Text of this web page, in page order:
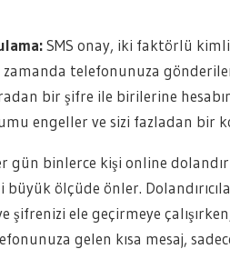
SMS onay, iki faktörlü
zamanda telefonunuza
bir şifre ile birilerine
engeller ve sizi fazladan bir
gün binlerce kişi online
büyük ölçüde önler.
şifrenizi ele geçirmeye
gelen kısa mesaj,